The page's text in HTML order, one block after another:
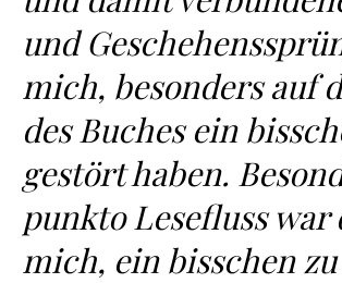
und
mich, besonders auf
des Buches ein
gestört haben.
punkto Lesefluss war
mich, ein bisschen